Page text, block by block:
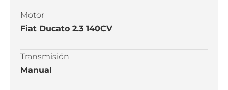
Motor
Fiat Ducato 2.3 140CV
Transmisión
Manual